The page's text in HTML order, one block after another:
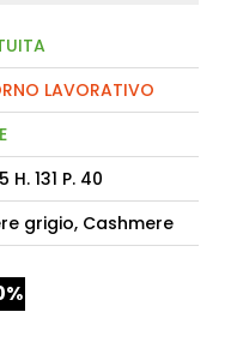
LAVORATIVO
H. 131 P. 40
grigio, Cashmere